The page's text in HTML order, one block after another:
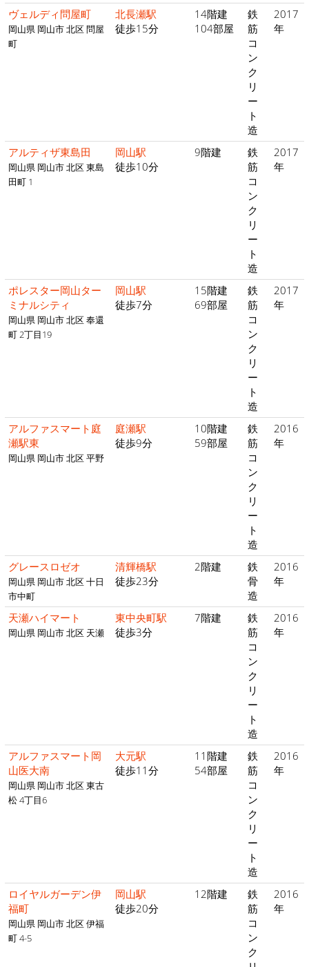
ヴェルディ問屋町
岡山県 岡山市 北区 問屋
町
北長瀬駅
徒歩15分
14階建
104部屋
鉄
筋
コ
ン
ク
リ
ー
ト
造
2017
年
アルティザ東島田
岡山県 岡山市 北区 東島
田町 1
岡山駅
徒歩10分
9階建
鉄
筋
コ
ン
ク
リ
ー
ト
造
2017
年
ポレスター岡山ター
ミナルシティ
岡山県 岡山市 北区 奉還
町 2丁目19
岡山駅
徒歩7分
15階建
69部屋
鉄
筋
コ
ン
ク
リ
ー
ト
造
2017
年
アルファスマート庭
瀬駅東
岡山県 岡山市 北区 平野
庭瀬駅
徒歩9分
10階建
59部屋
鉄
筋
コ
ン
ク
リ
ー
ト
造
2016
年
グレースロゼオ
岡山県 岡山市 北区 十日
市中町
清輝橋駅
徒歩23分
2階建
鉄
骨
造
2016
年
天瀬ハイマート
岡山県 岡山市 北区 天瀬
東中央町駅
徒歩3分
7階建
鉄
筋
コ
ン
ク
リ
ー
ト
造
2016
年
アルファスマート岡
山医大南
岡山県 岡山市 北区 東古
松 4丁目6
大元駅
徒歩11分
11階建
54部屋
鉄
筋
コ
ン
ク
リ
ー
ト
造
2016
年
ロイヤルガーデン伊
福町
岡山県 岡山市 北区 伊福
町 4-5
岡山駅
徒歩20分
12階建
鉄
筋
コ
ン
ク
2016
年